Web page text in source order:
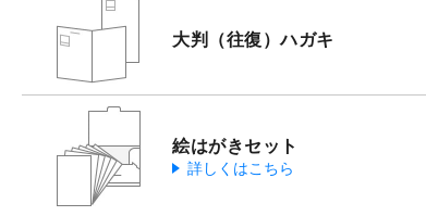
大判（往復）ハガキ
絵はがきセット
詳しくはこちら